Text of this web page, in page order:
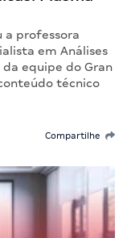
a professora
em Análises
equipe do Gran
técnico
Compartilhe